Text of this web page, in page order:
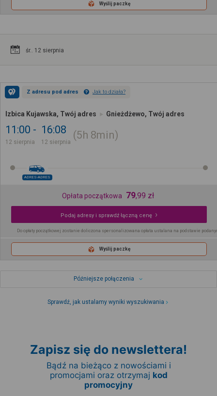
Wyślij paczkę
śr.. 12 sierpnia
Z adresu pod adres Jak to działa?
Izbica Kujawska, Twój adres Gnieżdżewo, Twój adres
11:00
12 sierpnia
16:08
12 sierpnia
5h 8min
ADRES-ADRES
Opłata początkowa 79,99 zł
Podaj adresy i sprawdź łączną cenę
Do opłaty początkowej zostanie doliczona spersonalizowana opłata ustalana na podstawie
Wyślij paczkę
Późniejsze połączenia
Sprawdź, jak ustalamy wyniki wyszukiwania
Zapisz się do newslettera!
Bądź na bieżąco z nowościami i
promocjami oraz otrzymaj kod
promocyjny